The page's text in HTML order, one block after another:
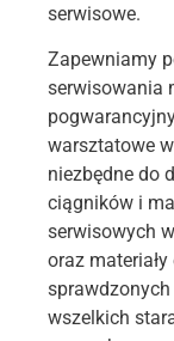
serwisowe.
Zapewniamy
serwisowania
warsztatowe
niezbędne do
ciągników i
serwisowych
oraz
wszelkich